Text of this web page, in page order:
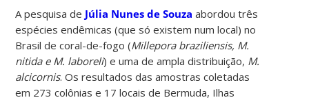
A pesquisa de Júlia Nunes de Souza abordou três
espécies endêmicas (que só existem num local) no
Brasil de coral-de-fogo (Millepora braziliensis, M.
nitida e M. laboreli) e uma de ampla distribuição, M.
alcicornis. Os resultados das amostras coletadas
em 273 colônias e 17 locais de Bermuda, Ilhas